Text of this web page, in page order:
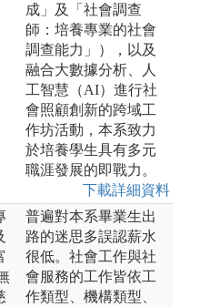
成」及「社會調查
師：培養專業的社會
調查能力」），以及
融合大數據分析、人
工智慧（AI）進行社
會照顧創新的跨域工
作坊活動，本系致力
於培養學生具有多元
職涯發展的即戰力。
下載詳細資料
普遍對本系畢業生出
路的迷思多誤認薪水
很低。社會工作與社
會服務的工作皆依工
作類型、機構類型、